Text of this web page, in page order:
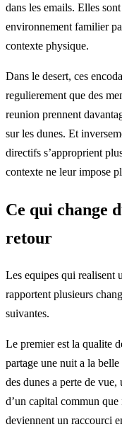
dans les emails. Elles
environnement familier
contexte physique.
Dans le desert, ces
regulierement que des
reunion prennent
sur les dunes. Et
directifs s’approprient
contexte ne leur impose
Ce qui change
retour
Les equipes qui realisent
rapportent plusieurs
suivantes.
Le premier est la qualite
partage une nuit a la
des dunes a perte de
d’un capital commun que
deviennent un raccourci